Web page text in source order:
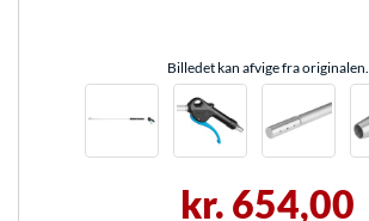
Billedet kan afvige fra originalen.
kr. 654,00